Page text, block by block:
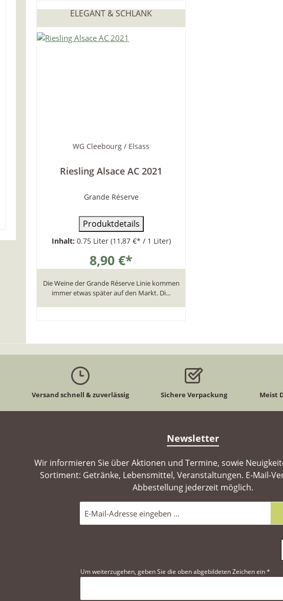
ELEGANT & SCHLANK
WG Cleebourg / Elsass
Riesling Alsace AC 2021
Grande Réserve
Produktdetails
Inhalt: 0.75 Liter (11,87 €* / 1 Liter)
8,90 €*
Die Weine der Grande Réserve Linie kommen
immer etwas später auf den Markt. Di...
Versand schnell & zuverlässig Sichere Verpackung Meist
Newsletter
Wir informieren Sie über Aktionen und Termine, sowie
Sortiment: Getränke, Lebensmittel, Veranstaltungen. E-Mail-
Abbestellung jederzeit möglich.
Mail-
Adresse
Um weiterzugehen, geben Sie die oben abgebildeten Zeichen ein*